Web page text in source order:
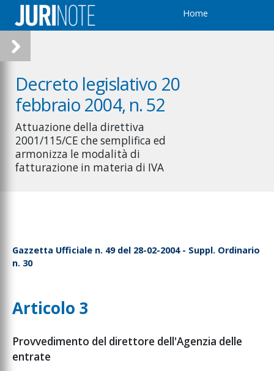
Home
Decreto legislativo 20
febbraio 2004, n. 52
Attuazione della direttiva
2001/115/CE che semplifica ed
armonizza le modalità di
fatturazione in materia di IVA
Gazzetta Ufficiale n. 49 del 28-02-2004 - Suppl. Ordinario
n. 30
Articolo 3
Provvedimento del direttore dell'Agenzia delle
entrate